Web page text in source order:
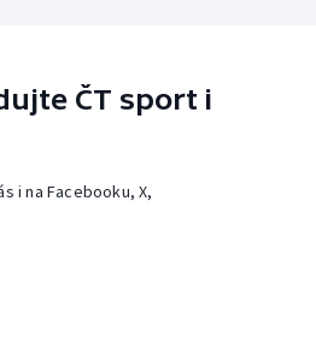
ČT sport i
i na Facebooku, X,